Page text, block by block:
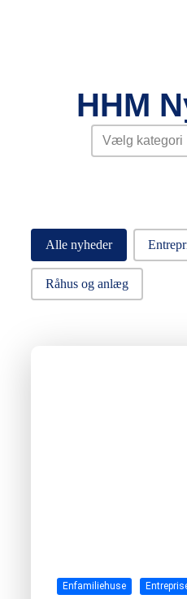
HHM
Post Filter -
Select content
Post Filter
Alle nyheder
Råhus og anlæg
Enfamiliehuse